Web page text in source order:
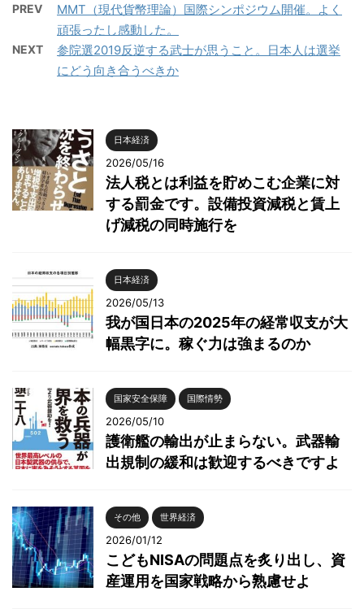
PREV
MMT（現代貨幣理論）国際シンポジウム開催。よく
頑張ったし感動した。
NEXT
参院選2019反逆する武士が思うこと。日本人は選挙
にどう向き合うべきか
日本経済
2026/05/16
法人税とは利益を貯めこむ企業に対
する罰金です。設備投資減税と賃上
げ減税の同時施行を
日本経済
2026/05/13
我が国日本の2025年の経常収支が大
幅黒字に。稼ぐ力は強まるのか
国家安全保障 国際情勢
2026/05/10
護衛艦の輸出が止まらない。武器輸
出規制の緩和は歓迎するべきですよ
その他 世界経済
2026/01/12
こどもNISAの問題点を炙り出し、資
産運用を国家戦略から熟慮せよ